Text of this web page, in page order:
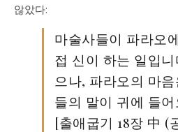
않았다:
마술사들이 파라오
접 신이 하는 일입
으나, 파라오의 마
들의 말이 귀에 들
[출애굽기 18장 中 (